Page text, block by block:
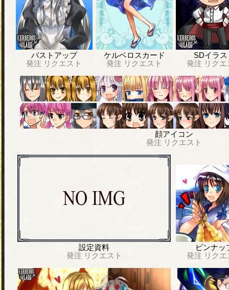
バストアップ
発注 リクエスト
ケルベロスカード
発注 リクエスト
SDイラス
発注 リク
顔アイコン
発注 リクエスト
設定資料
発注 リクエスト
ピンナッ
発注 リク